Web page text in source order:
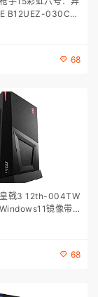
B12UEZ-030CN
镜像带F3一键恢
统下载；微星系统
68
戟3 12th-004TW
镜像带F
原厂系统下载；
厂
68